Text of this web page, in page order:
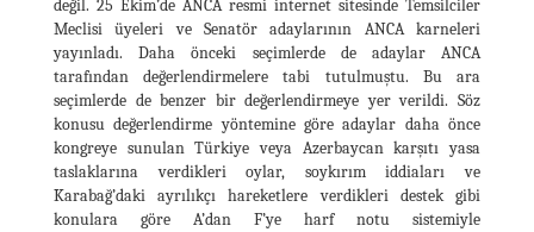
değil. 25 Ekim’de ANCA resmi internet sitesinde Temsilciler
Meclisi üyeleri ve Senatör adaylarının ANCA karneleri
yayınladı. Daha önceki seçimlerde de adaylar ANCA
tarafından değerlendirmelere tabi tutulmuştu. Bu ara
seçimlerde de benzer bir değerlendirmeye yer verildi. Söz
konusu değerlendirme yöntemine göre adaylar daha önce
kongreye sunulan Türkiye veya Azerbaycan karşıtı yasa
taslaklarına verdikleri oylar, soykırım iddiaları ve
Karabağ’daki ayrılıkçı hareketlere verdikleri destek gibi
konulara göre A’dan F’ye harf notu sistemiyle